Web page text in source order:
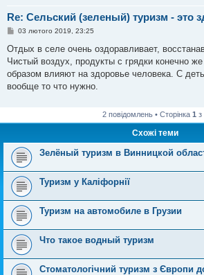
Re: Сельский (зеленый) туризм - это
П
в
д
о
м
л
я
03 лютого 2019, 23:25
Отдых в селе очень оздоравливает,
Чистый воздух, продукты с грядки конечно
образом влияют на здоровье человека. С
вообще то что нужно.
2 повідомлень • Сторінка 1 з
Схожі теми
Зелёный туризм в Винницкой
Туризм у Каліфорнії
Туризм на автомобиле в Грузии
Что такое водный туризм
Стоматологічний туризм з Європи